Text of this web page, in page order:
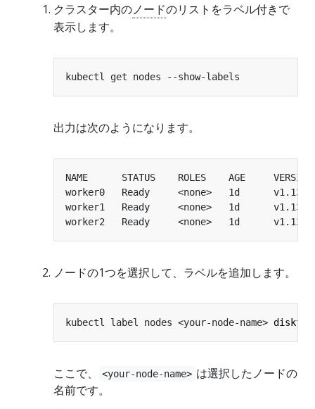
クラスター内のノードのリストをラベル付きで
表示します。
出力は次のようになります。
worker0   Ready     <none>   1d
worker1   Ready     <none>   1d
worker2   Ready     <none>   1d
ノードの1つを選択して、ラベルを追加します。
kubectl label nodes <your-node-name>
ここで、 <your-node-name> は選択したノードの
名前です。